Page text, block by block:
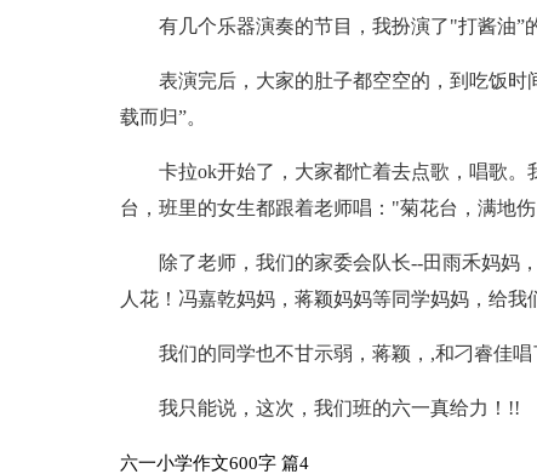
有几个乐器演奏的节目，我扮演了"打酱油”
表演完后，大家的肚子都空空的，到吃饭
载而归”。
卡拉ok开始了，大家都忙着去点歌，唱歌
台，班里的女生都跟着老师唱："菊花台，满地
除了老师，我们的家委会队长--田雨禾妈妈
人花！冯嘉乾妈妈，蒋颖妈妈等同学妈妈，给
我们的同学也不甘示弱，蒋颖，,和刁睿佳
我只能说，这次，我们班的六一真给力！!!
六一小学作文600字 篇4